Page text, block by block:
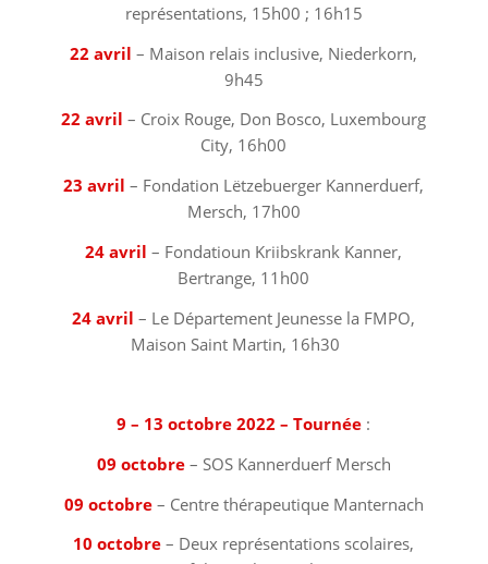
représentations, 15h00 ; 16h15
22 avril – Maison relais inclusive, Niederkorn,
9h45
22 avril – Croix Rouge, Don Bosco, Luxembourg
City, 16h00
23 avril – Fondation Lëtzebuerger Kannerduerf,
Mersch, 17h00
24 avril – Fondatioun Kriibskrank Kanner,
Bertrange, 11h00
24 avril – Le Département Jeunesse la FMPO,
Maison Saint Martin, 16h30 ⠀
9 – 13 octobre 2022 – Tournée :
09 octobre– SOS Kannerduerf Mersch
09 octobre– Centre thérapeutique Manternach
10 octobre – Deux représentations scolaires,